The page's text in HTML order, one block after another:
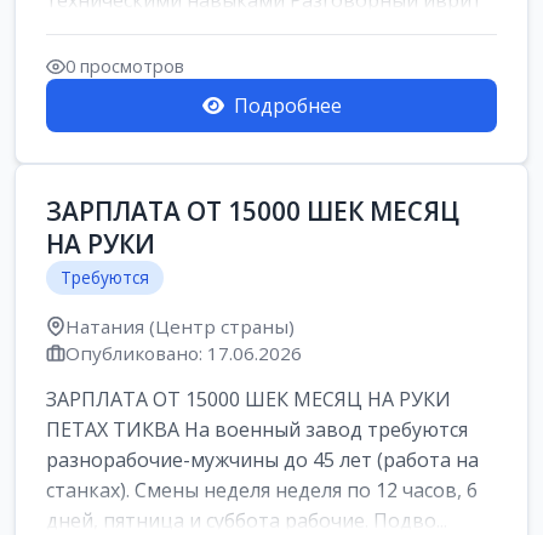
или английски...
0 просмотров
Подробнее
ЗАРПЛАТА ОТ 15000 ШЕК МЕСЯЦ
НА РУКИ
Требуются
Натания (Центр страны)
Опубликовано: 17.06.2026
ЗАРПЛАТА ОТ 15000 ШЕК МЕСЯЦ НА РУКИ
ПЕТАХ ТИКВА На военный завод требуются
разнорабочие-мужчины до 45 лет (работа на
станках). Смены неделя неделя по 12 часов, 6
дней, пятница и суббота рабочие. Подво...